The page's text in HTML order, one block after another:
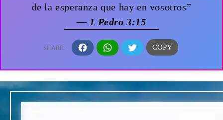
de la esperanza que hay en vosotros”
— 1 Pedro 3:15